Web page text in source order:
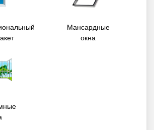
Мансардные
окна